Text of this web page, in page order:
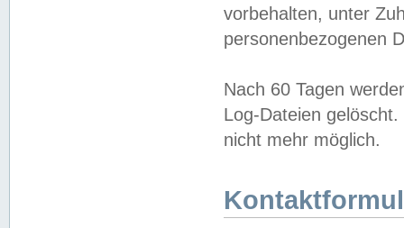
vorbehalten, unter
personenbezogenen
Nach 60 Tagen
Log-Dateien
nicht mehr möglich.